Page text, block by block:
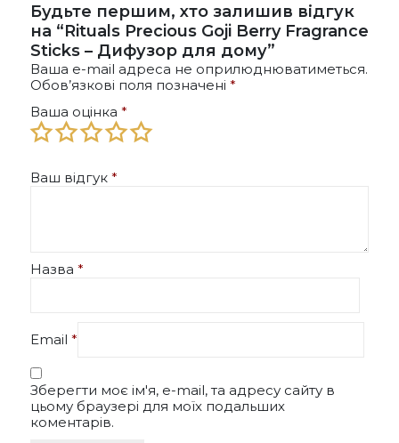
Будьте першим, хто залишив відгук
на “Rituals Precious Goji Berry Fragrance
Sticks – Дифузор для дому”
Ваша e-mail адреса не оприлюднюватиметься.
Обов’язкові поля позначені *
Ваша оцінка *
Ваш відгук *
Назва *
Email *
Зберегти моє ім'я, e-mail, та адресу сайту в
цьому браузері для моїх подальших
коментарів.